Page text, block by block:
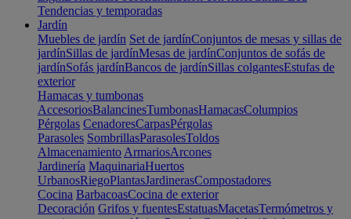
Tendencias y temporadas
Jardín
Muebles de jardín Set de jardínConjuntos de mesas y sillas de
jardínSillas de jardínMesas de jardínConjuntos de sofás de
jardínSofás jardínBancos de jardínSillas colgantesEstufas de
exterior
Hamacas y tumbonas
AccesoriosBalancinesTumbonasHamacasColumpios
Pérgolas CenadoresCarpasPérgolas
Parasoles SombrillasParasolesToldos
Almacenamiento ArmariosArcones
Jardinería MaquinariaHuertos
UrbanosRiegoPlantasJardinerasCompostadores
Cocina BarbacoasCocina de exterior
Decoración Grifos y fuentesEstatuasMacetasTermómetros y